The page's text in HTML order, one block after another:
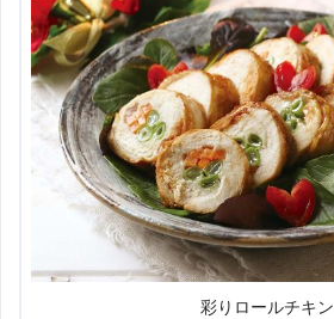
彩りロールチキン